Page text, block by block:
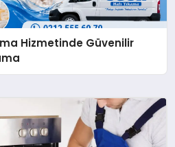
Hizmetinde Güvenilir